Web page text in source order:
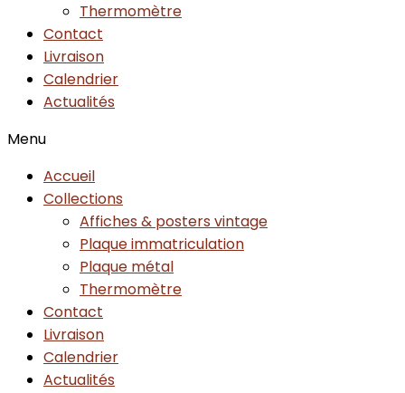
Thermomètre
Contact
Livraison
Calendrier
Actualités
Menu
Accueil
Collections
Affiches & posters vintage
Plaque immatriculation
Plaque métal
Thermomètre
Contact
Livraison
Calendrier
Actualités